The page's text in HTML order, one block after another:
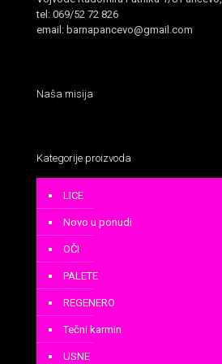
tel: 069/52 72 826
email: barnapancevo@gmail.com
Naša misija
Kategorije proizvoda
LICE
Novo u ponudi
OČI
PALETE
REGENERO
Tečni karmin
USNE